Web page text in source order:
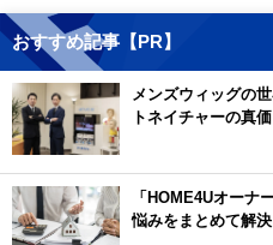
おすすめ記事【PR】
メンズウィッグの
トネイチャーの真価
「HOME4Uオーナ
悩みをまとめて解決